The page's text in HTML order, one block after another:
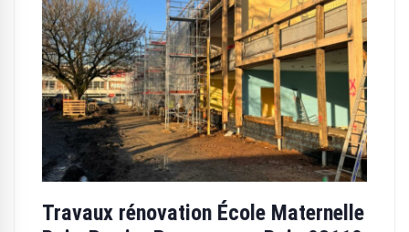
Travaux rénovation École Maternelle